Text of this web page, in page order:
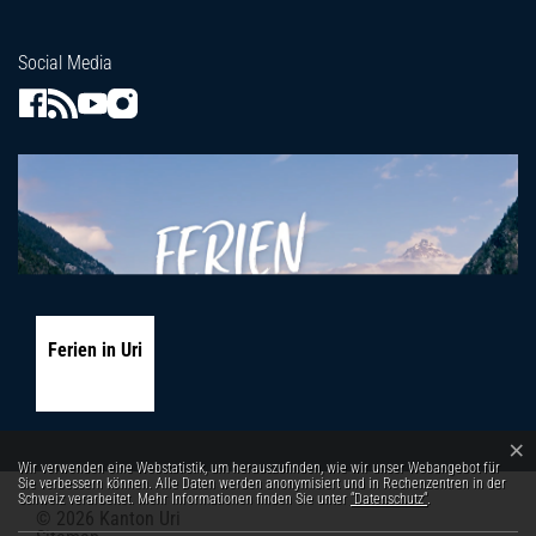
Social Media
Ferien in Uri
© 2026 Kanton Uri
Toolbar
Webstatistik
Wir verwenden eine Webstatistik, um herauszufinden, wie wir unser Webangebot für
Sie verbessern können. Alle Daten werden anonymisiert und in Rechenzentren in der
Schweiz verarbeitet. Mehr Informationen finden Sie unter “Datenschutz“.
×